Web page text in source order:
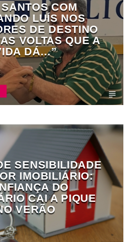
COM
LUÍS NOS
DE DESTINO
VOLTAS QUE A
DÁ…”
SENSIBILIDADE
IMOBILIÁRIO:
DO
CAI A PIQUE
VERÃO